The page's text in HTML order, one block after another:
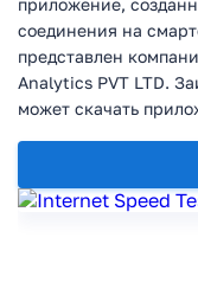
приложение,
соединения на
представлен
Analytics PVT LTD.
может скачать